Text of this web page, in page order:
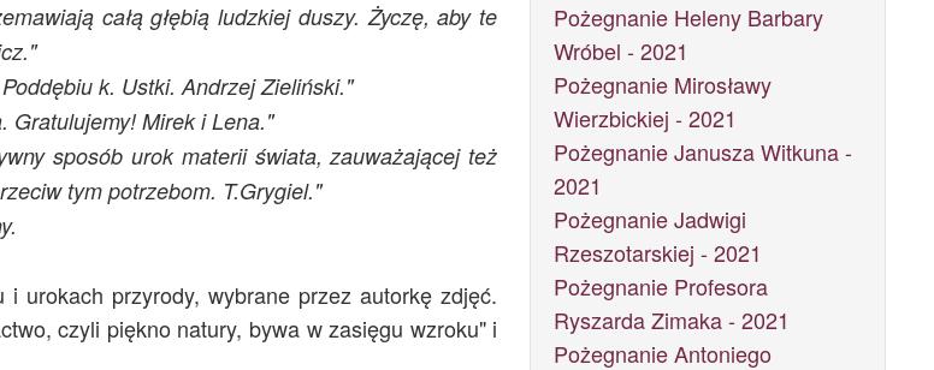
całą głębią ludzkiej duszy. Życzę, aby te
k. Ustki. Andrzej Zieliński."
Gratulujemy! Mirek i Lena."
sposób urok materii świata, zauważającej też
tym potrzebom. T.Grygiel."
urokach przyrody, wybrane przez autorkę zdjęć.
czyli piękno natury, bywa w zasięgu wzroku" i
Pożegnanie Heleny Barbary
Wróbel - 2021
Pożegnanie Mirosławy
Wierzbickiej - 2021
Pożegnanie Janusza Witkuna -
2021
Pożegnanie Jadwigi
Rzeszotarskiej - 2021
Pożegnanie Profesora
Ryszarda Zimaka - 2021
Pożegnanie Antoniego